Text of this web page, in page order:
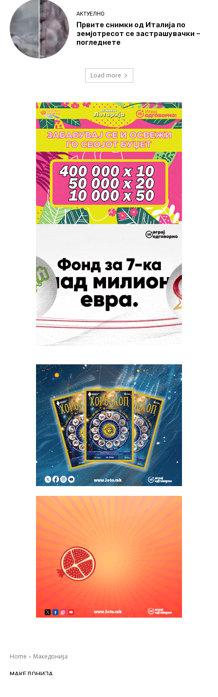
АКТУЕЛНО
Првите снимки од Италија по
земјотресот се застрашувачки –
погледнете
Load more